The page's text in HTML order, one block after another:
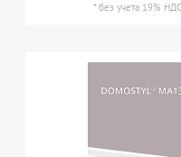
*без учета 19% НДС